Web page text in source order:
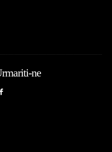
ne